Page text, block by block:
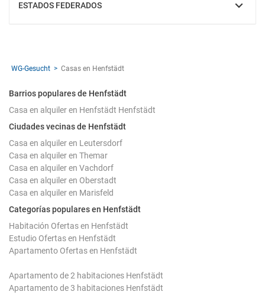
ESTADOS FEDERADOS
MOSTRAR
WG-Gesucht Casas en Henfstädt
Barrios populares de Henfstädt
Casa en alquiler en Henfstädt Henfstädt
Ciudades vecinas de Henfstädt
Casa en alquiler en Leutersdorf
Casa en alquiler en Themar
Casa en alquiler en Vachdorf
Casa en alquiler en Oberstadt
Casa en alquiler en Marisfeld
Categorías populares en Henfstädt
Habitación Ofertas en Henfstädt
Estudio Ofertas en Henfstädt
Apartamento Ofertas en Henfstädt
Apartamento de 2 habitaciones Henfstädt
Apartamento de 3 habitaciones Henfstädt